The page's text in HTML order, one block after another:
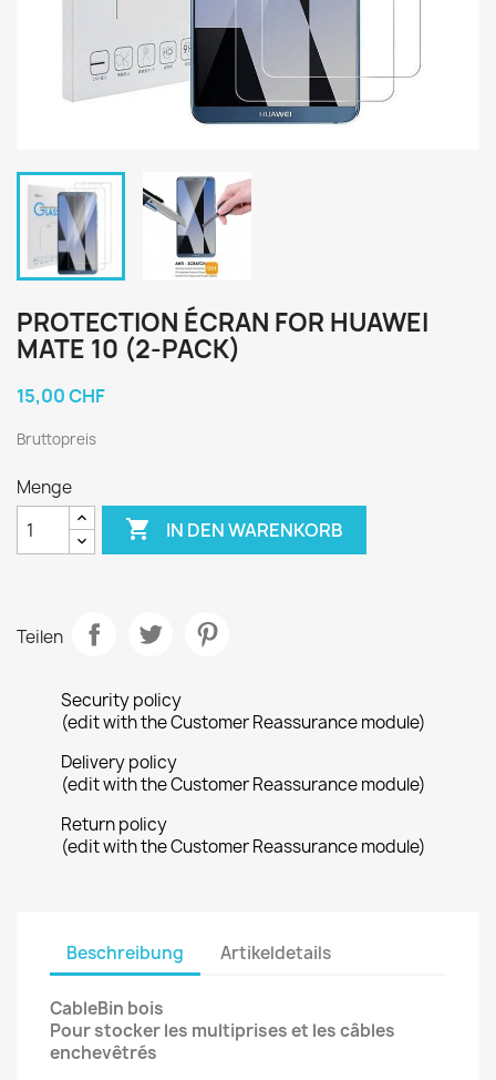
PROTECTION ÉCRAN FOR HUAWEI
MATE 10 (2-PACK)
15,00 CHF
Bruttopreis
Menge
 IN DEN WARENKORB
Teilen
Security policy
(edit with the Customer Reassurance module)
Delivery policy
(edit with the Customer Reassurance module)
Return policy
(edit with the Customer Reassurance module)
Beschreibung Artikeldetails
CableBin bois
Pour stocker les multiprises et les câbles
enchevêtrés